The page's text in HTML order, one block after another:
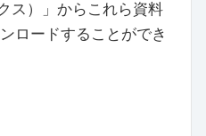
ス）」からこれら資料
ロードすることができ